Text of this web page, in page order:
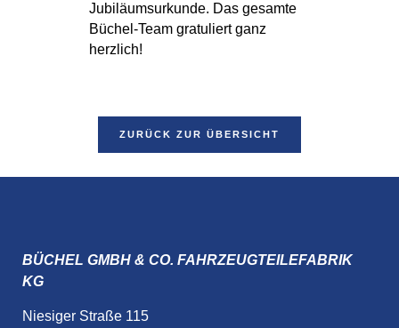
Jubiläumsurkunde. Das gesamte
Büchel-Team gratuliert ganz
herzlich!
ZURÜCK ZUR ÜBERSICHT
BÜCHEL GMBH & CO. FAHRZEUGTEILEFABRIK
KG
Niesiger Straße 115